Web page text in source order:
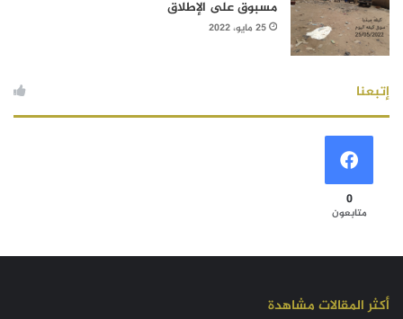
مسبوق على الإطلاق
25 مايو، 2022
إتبعنا
0
متابعون
أكثر المقالات مشاهدة